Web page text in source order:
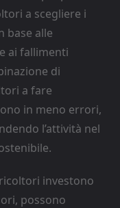
a scegliere i
base alle
ai fallimenti
di
a fare
in meno errori,
l’attività nel
investono
possono